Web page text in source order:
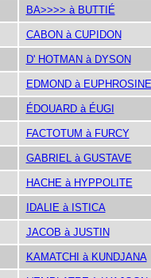
BA>>>> à BUTTIÉ
CABON à CUPIDON
D' HOTMAN à DYSON
EDMOND à EUPHROSINE
ÉDOUARD à ÉUGI
FACTOTUM à FURCY
GABRIEL à GUSTAVE
HACHE à HYPPOLITE
IDALIE à ISTICA
JACOB à JUSTIN
KAMATCHI à KUNDJANA